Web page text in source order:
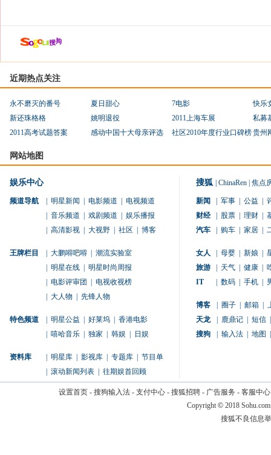
近期热点关注
永不磨灭的番号 夏日甜心 7电影
快乐
新还珠格格
姚明退役 2011上海车展
私募
2011高考试题答案
感动中国十大母亲评选 社区2010年度行业口碑榜贵州
网站地图
娱乐中心
频道导航 明星新闻 电影频道
电视频道
音乐频道 戏剧频道
娱乐播报
高清影视 大视野 社区 博客
王牌栏目 大鹏嘚吧嘚
潮流实验室
明星在线
明星时尚周报
电影评审团
电视收视榜
大人物 先锋人物
特色频道 明星公益 好莱坞
香港电影
嘻哈音乐 独家 韩娱 日娱
资料库 明星库 影视库 专题库
节目单
滚动新闻列表 往期娱首回顾
搜狐 ChinaRen 焦点
新闻 军事 公益
财经
股票 理财
汽车
购车 家居
女人 母婴 新娘
旅游
天气 健康
IT
数码 手机
博客 圈子 邮箱
天龙
鹿鼎记 短信
搜狗
输入法 地图
设置首页- 搜狗输入法- 支付中心- 搜狐招聘- 广告服务 - 客服中心
Copyright © 2018
搜狐不良信息